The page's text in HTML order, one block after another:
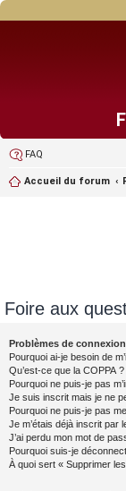
FAQ
Accueil du forum
Foire aux
Problèmes de
Pourquoi ai-je besoin de
Qu’est-ce que la COPPA ?
Pourquoi ne puis-je pas
Je suis inscrit mais je ne
Pourquoi ne puis-je pas
Je m’étais déjà inscrit par
J’ai perdu mon mot de
Pourquoi suis-je
À quoi sert « Supprimer